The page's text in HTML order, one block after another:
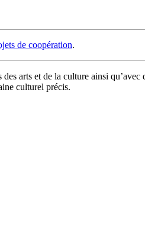
de coopération.
arts et de la culture ainsi qu’avec
culturel précis.